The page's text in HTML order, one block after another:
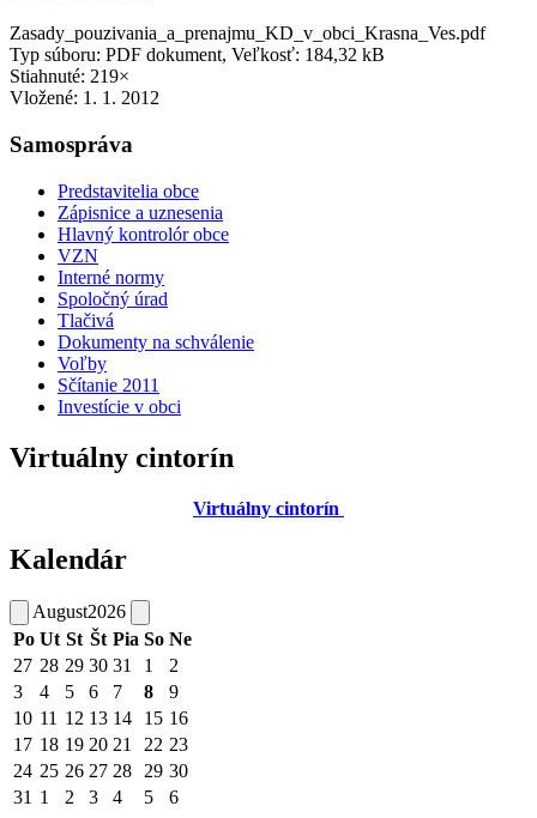
Zasady_pouzivania_a_prenajmu_KD_v_obci_Krasna_Ves.pdf
Typ súboru: PDF dokument, Veľkosť: 184,32 kB
Stiahnuté: 219×
Vložené: 1. 1. 2012
Samospráva
Predstavitelia obce
Zápisnice a uznesenia
Hlavný kontrolór obce
VZN
Interné normy
Spoločný úrad
Tlačivá
Dokumenty na schválenie
Voľby
Sčítanie 2011
Investície v obci
Virtuálny cintorín
Virtuálny cintorín
Kalendár
August2026
Po Ut St Št Pia So Ne
27 28 29 30 31 1
2
3
4 5 6 7 8
9
10 11 12 13 14 15 16
17 18 19 20 21 22 23
24 25 26 27 28 29 30
31 1 2 3 4 5 6